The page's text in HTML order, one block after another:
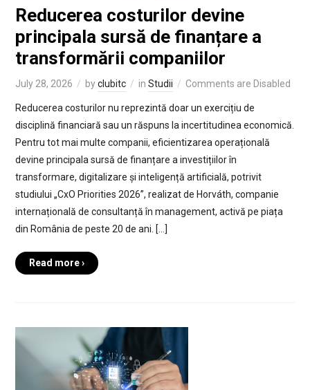
Reducerea costurilor devine
principala sursă de finanțare a
transformării companiilor
July 28, 2026 byclubitc in Studii Comments are Disabled
Reducerea costurilor nu reprezintă doar un exercițiu de
disciplină financiară sau un răspuns la incertitudinea economică.
Pentru tot mai multe companii, eficientizarea operațională
devine principala sursă de finanțare a investițiilor în
transformare, digitalizare și inteligență artificială, potrivit
studiului „CxO Priorities 2026”, realizat de Horváth, companie
internațională de consultanță în management, activă pe piața
din România de peste 20 de ani. […]
Read more ›